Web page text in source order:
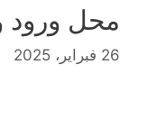
محل ورود
26 فبراير، 2025